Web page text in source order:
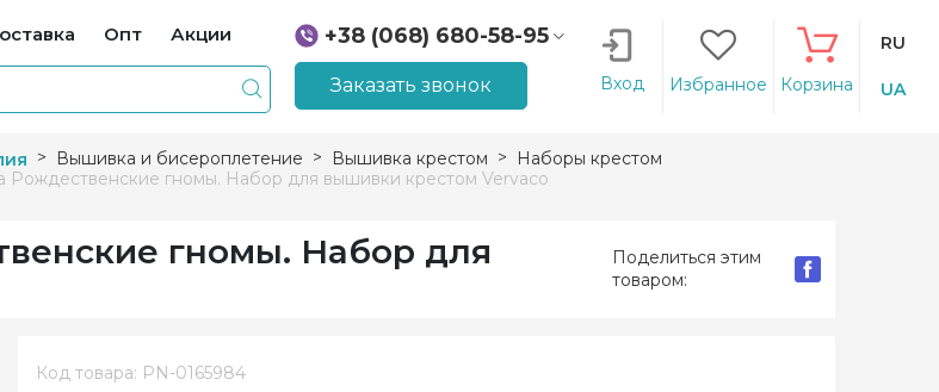
Опт Акции
+38 (068) 680-58-95
+38 (066) 207-14-90
Заказать звонок Вход Избранное Корзина
RU
UA
Вышивка и бисероплетение Вышивка крестом
Наборы крестом
Рождественские гномы. Набор для вышивки крестом Vervaco
гномы. Набор для
Поделиться этим
товаром:
Код товара: PN-0165984